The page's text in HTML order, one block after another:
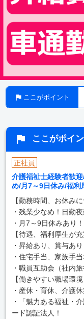
ここがポイント
ここがポイ
正社員
介護福祉士経験者歓
め/月7～9日休み/福利
【勤務時間、お休みに
・残業少なめ！日勤
・月7～9日休みあり
【待遇、福利厚生が充
・昇給あり、賞与あ
・住宅手当、家族手
・職員互助会（社内
【働きやすい職場環境
・産休・育休、介護
・「魅力ある福祉・
ード認証法人！